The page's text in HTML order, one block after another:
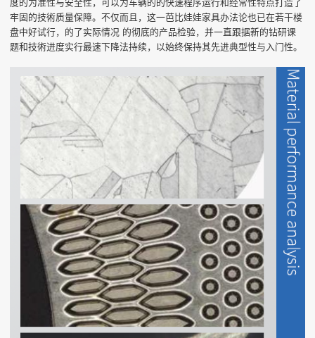
度的为准性与安全性，可以为车辆的的快速程序运行和经常性特点打造了
牢固的技術质量保障。不仅而且，这一芭比娃娃家具办法论也已在若干楼
盘中好试行，的了实际情况 的彻底的产品检验，并一直跟据新的钻研课
题和技術进度实行最速下降法持续，以始终保持其先进典型性与入门性。